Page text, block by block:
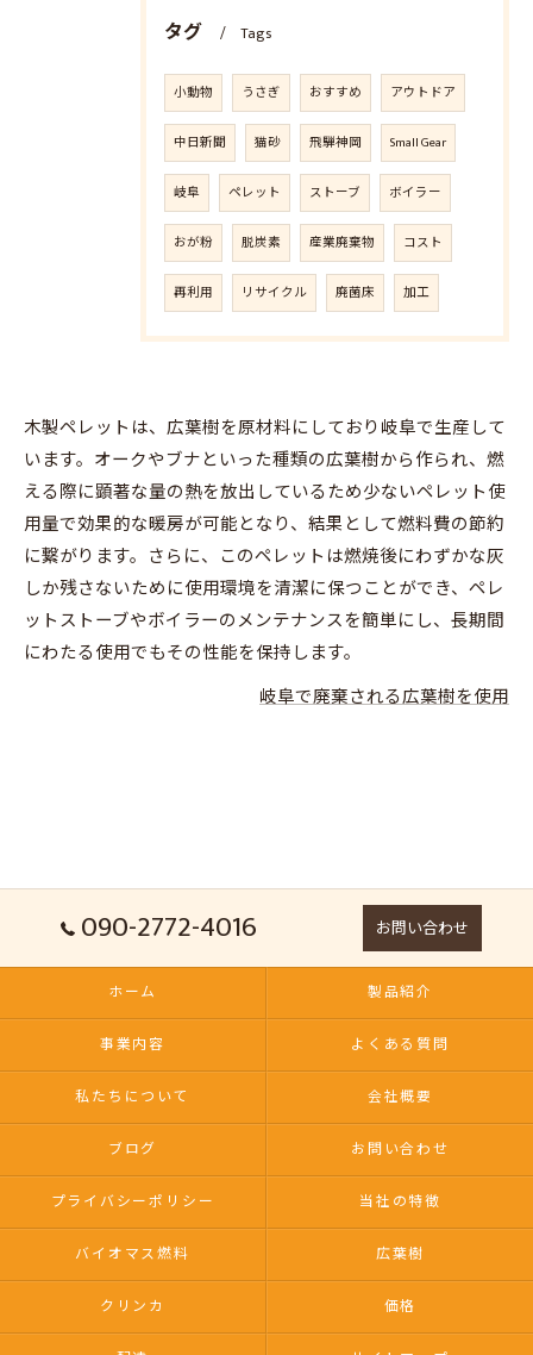
タグ Tags
小動物 うさぎ おすすめ アウトドア
中日新聞 猫砂 飛騨神岡 Small Gear
岐阜 ペレット ストーブ ボイラー
おが粉 脱炭素 産業廃棄物 コスト
再利用 リサイクル 廃菌床 加工
木製ペレットは、広葉樹を原材料にしており岐阜で生産して
います。オークやブナといった種類の広葉樹から作られ、燃
える際に顕著な量の熱を放出しているため少ないペレット使
用量で効果的な暖房が可能となり、結果として燃料費の節約
に繋がります。さらに、このペレットは燃焼後にわずかな灰
しか残さないために使用環境を清潔に保つことができ、ペレ
ットストーブやボイラーのメンテナンスを簡単にし、長期間
にわたる使用でもその性能を保持します。
岐阜で廃棄される広葉樹を使用
090-2772-4016 お問い合わせ
ホーム 製品紹介
事業内容 よくある質問
私たちについて 会社概要
ブログ お問い合わせ
プライバシーポリシー 当社の特徴
バイオマス燃料 広葉樹
クリンカ 価格